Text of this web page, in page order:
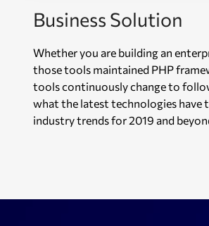
Business Solution
Whether you are building an
those tools maintained PHP
tools continuously change to
what the latest technologies have
industry trends for 2019 and